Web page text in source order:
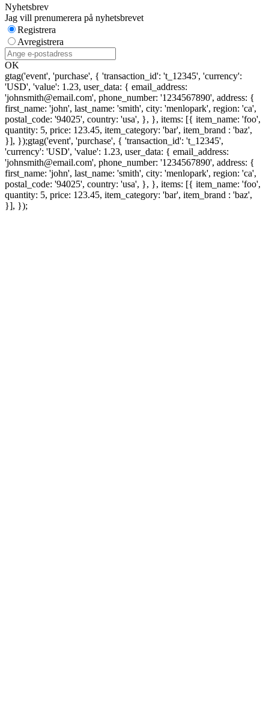
Nyhetsbrev
Jag vill prenumerera på nyhetsbrevet
Registrera
Avregistrera
OK
gtag('event', 'purchase', { 'transaction_id': 't_12345', 'currency':
'USD', 'value': 1.23, user_data: { email_address:
'johnsmith@email.com', phone_number: '1234567890', address: {
first_name: 'john', last_name: 'smith', city: 'menlopark', region: 'ca',
postal_code: '94025', country: 'usa', }, }, items: [{ item_name: 'foo',
quantity: 5, price: 123.45, item_category: 'bar', item_brand : 'baz',
}], });gtag('event', 'purchase', { 'transaction_id': 't_12345',
'currency': 'USD', 'value': 1.23, user_data: { email_address:
'johnsmith@email.com', phone_number: '1234567890', address: {
first_name: 'john', last_name: 'smith', city: 'menlopark', region: 'ca',
postal_code: '94025', country: 'usa', }, }, items: [{ item_name: 'foo',
quantity: 5, price: 123.45, item_category: 'bar', item_brand : 'baz',
}], });